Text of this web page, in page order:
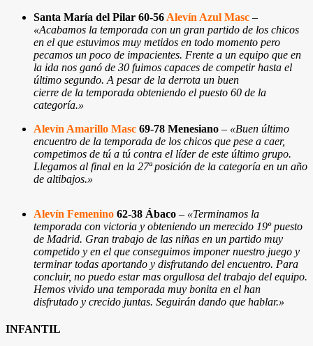
Santa María del Pilar 60-56 Alevín Azul Masc –
«Acabamos la temporada con un gran partido de los chicos
en el que estuvimos muy metidos en todo momento pero
pecamos un poco de impacientes. Frente a un equipo que en
la ida nos ganó de 30 fuimos capaces de competir hasta el
último segundo. A pesar de la derrota un buen
cierre de la temporada obteniendo el puesto 60 de la
categoría.»
Alevín Amarillo Masc 69-78 Menesiano – «Buen último
encuentro de la temporada de los chicos que pese a caer,
competimos de tú a tú contra el líder de este último grupo.
Llegamos al final en la 27ª posición de la categoría en un año
de altibajos.»
Alevín Femenino 62-38 Ábaco – «Terminamos la
temporada con victoria y obteniendo un merecido 19º puesto
de Madrid. Gran trabajo de las niñas en un partido muy
competido y en el que conseguimos imponer nuestro juego y
terminar todas aportando y disfrutando del encuentro. Para
concluir, no puedo estar mas orgullosa del trabajo del equipo.
Hemos vivido una temporada muy bonita en el han
disfrutado y crecido juntas. Seguirán dando que hablar.»
INFANTIL